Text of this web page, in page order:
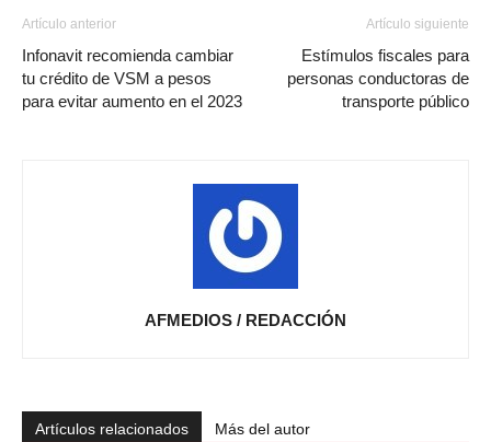
Artículo anterior
Infonavit recomienda cambiar
tu crédito de VSM a pesos
para evitar aumento en el 2023
Artículo siguiente
Estímulos fiscales para
personas conductoras de
transporte público
AFMEDIOS / REDACCIÓN
Artículos relacionados Más del autor